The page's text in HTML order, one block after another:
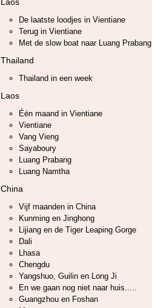
De laatste loodjes in Vientiane
Terug in Vientiane
Met de slow boat naar Luang Prabang
Thailand
Thailand in een week
Laos
Één maand in Vientiane
Vientiane
Vang Vieng
Sayaboury
Luang Prabang
Luang Namtha
China
Vijf maanden in China
Kunming en Jinghong
Lijiang en de Tiger Leaping Gorge
Dali
Lhasa
Chengdu
Yangshuo, Guilin en Long Ji
En we gaan nog niet naar huis.....
Guangzhou en Foshan